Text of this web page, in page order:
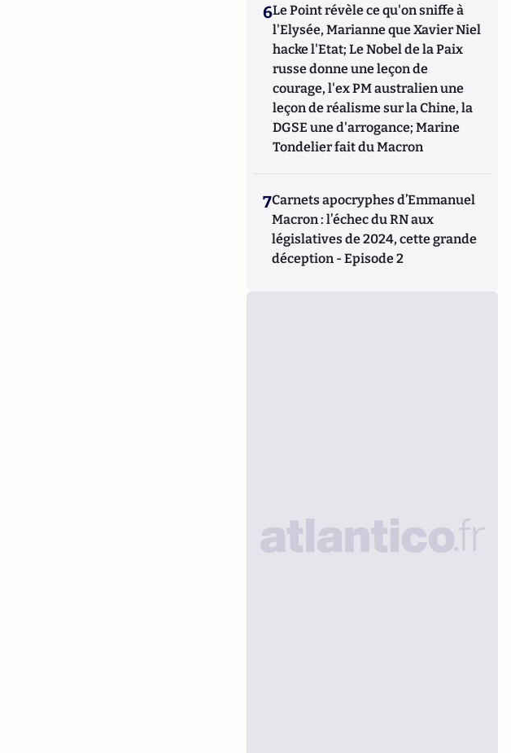
6Le Point révèle ce qu'on sniffe à
l'Elysée, Marianne que Xavier Niel
hacke l'Etat; Le Nobel de la Paix
russe donne une leçon de
courage, l'ex PM australien une
leçon de réalisme sur la Chine, la
DGSE une d'arrogance; Marine
Tondelier fait du Macron
7Carnets apocryphes d’Emmanuel
Macron : l’échec du RN aux
législatives de 2024, cette grande
déception - Episode 2